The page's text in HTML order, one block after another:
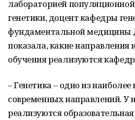
лабораторией
генетики, доцент кафедры
фундаментальной медицины
показала, какие направления
обучения реализуются
– Генетика – одно из
современных направлений. У
реализуются